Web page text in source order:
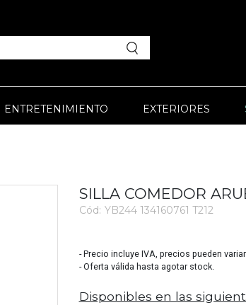
ENTRETENIMIENTO EXTERIORES
SILLA COMEDOR
Cód: YB244 134160761 T212
- Precio incluye IVA, precios pueden
- Oferta válida hasta agotar stock.
Disponibles en las